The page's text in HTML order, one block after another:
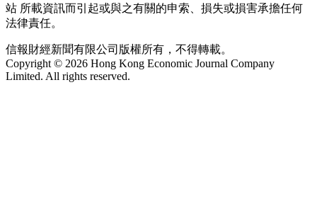
站 所載資訊而引起或與之有關的申索、損失或損害承擔任何
法律責任。
信報財經新聞有限公司版權所有，不得轉載。
Copyright © 2026 Hong Kong Economic Journal Company
Limited. All rights reserved.